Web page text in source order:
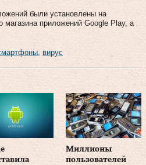
были установлены на
магазина приложений Google Play, а
вирус
Миллионы
пользователей